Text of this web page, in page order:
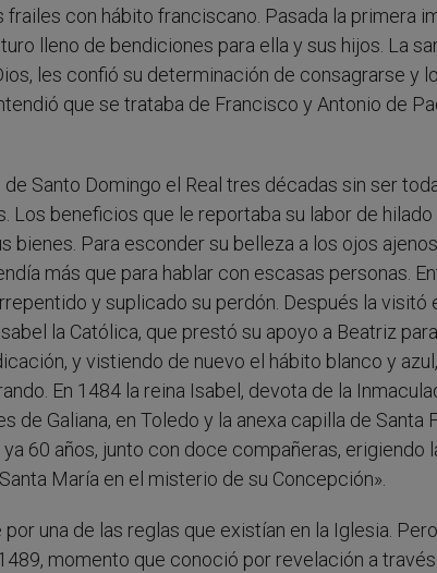
con hábito franciscano. Pasada la primera
lleno de bendiciones para ella y sus hijos. La
les confió su determinación de consagrarse y
que se trataba de Francisco y Antonio de
Santo Domingo el Real tres décadas sin ser
Los beneficios que le reportaba su labor de
bienes. Para esconder su belleza a los ojos
más que para hablar con escasas personas.
y suplicado su perdón. Después la visitó
la Católica, que prestó su apoyo a Beatriz
y vistiendo de nuevo el hábito blanco y
En 1484 la reina Isabel, devota de la
de Galiana, en Toledo y la anexa capilla de Santa
60 años, junto con doce compañeras, erigiendo
María en el misterio de su Concepción».
una de las reglas que existían en la Iglesia.
momento que conoció por revelación a través